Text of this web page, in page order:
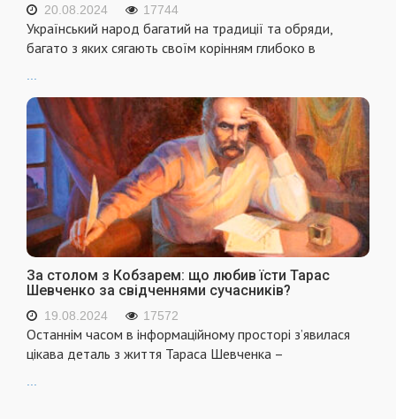
20.08.2024 17744
Український народ багатий на традиції та обряди,
багато з яких сягають своїм корінням глибоко в
...
За столом з Кобзарем: що любив їсти Тарас
Шевченко за свідченнями сучасників?
19.08.2024 17572
Останнім часом в інформаційному просторі з’явилася
цікава деталь з життя Тараса Шевченка –